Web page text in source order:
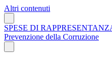
Altri contenuti
SPESE DI
Prevenzione della Corruzione